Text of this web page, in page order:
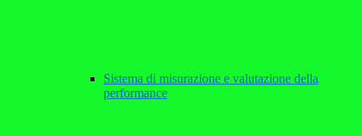
Sistema di misurazione e valutazione della
performance